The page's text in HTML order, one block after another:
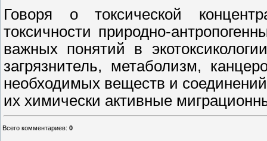
Говоря о токсической
токсичности природно-
важных понятий в
загрязнитель, метаболизм,
необходимых веществ и
их химически активные
Всего комментариев: 0